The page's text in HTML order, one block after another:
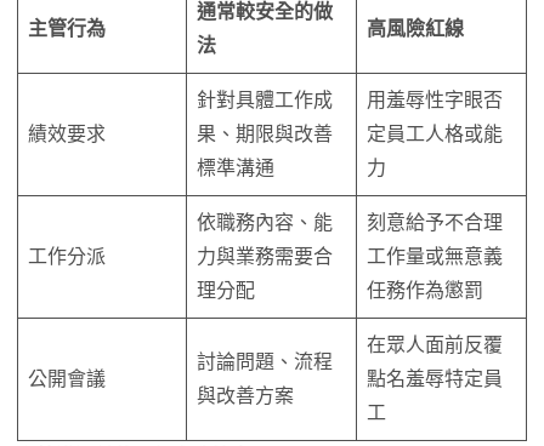
主管行為
通常較安全的做
法
高風險紅線
績效要求
針對具體工作成
果、期限與改善
標準溝通
用羞辱性字眼否
定員工人格或能
力
工作分派
依職務內容、能
力與業務需要合
理分配
刻意給予不合理
工作量或無意義
任務作為懲罰
公開會議
討論問題、流程
與改善方案
在眾人面前反覆
點名羞辱特定員
工